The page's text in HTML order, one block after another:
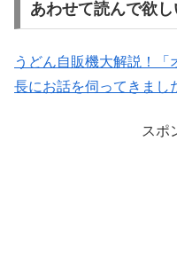
あわせて読んで欲し
うどん自販機大解説！「
長にお話を伺ってきまし
スポ